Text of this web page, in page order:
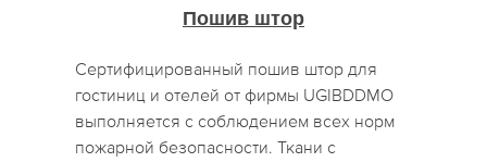
Пошив штор
Сертифицированный пошив штор для
гостиниц и отелей от фирмы UGIBDDMO
выполняется с соблюдением всех норм
пожарной безопасности. Ткани с